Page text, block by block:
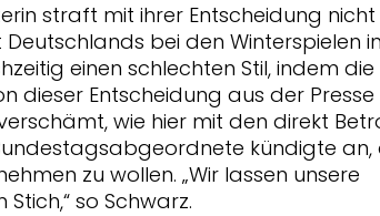
straft mit ihrer Entscheidung
bei den Winterspielen
einen schlechten Stil, indem die
dieser Entscheidung aus der Presse
wie hier mit den direkt
kündigte an,
zu wollen. „Wir lassen unsere
so Schwarz.